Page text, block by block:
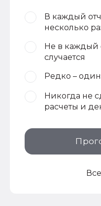
В каждый
несколько
Не в каждый
случается
Редко –
Никогда не
расчеты и